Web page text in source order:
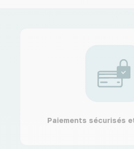
Paiements sécurisés